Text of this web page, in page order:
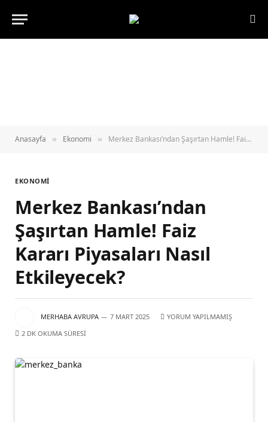
Anasayfa » Ekonomi » Merkez Bankası’ndan Şaşırtan Hamle! Faiz Kararı Piyasaları Nasıl Etkileyecek?
EKONOMI
Merkez Bankası’ndan
Şaşırtan Hamle! Faiz
Kararı Piyasaları Nasıl
Etkileyecek?
MERHABA AVRUPA 7 MART 2025
YORUM YAPILMAMIŞ
2 DK OKUMA SÜRESI